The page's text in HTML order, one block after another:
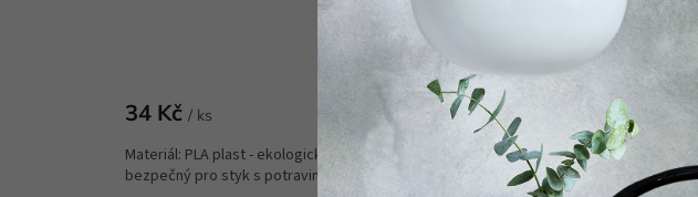
34 Kč / ks
Do košíku
Materiál: PLA plast - ekologický a biologicky odbouratelný
bezpečný pro styk s potravinami...
34 Kč/ ks
Materiál: PLA plast -
bezpečný pro styk s